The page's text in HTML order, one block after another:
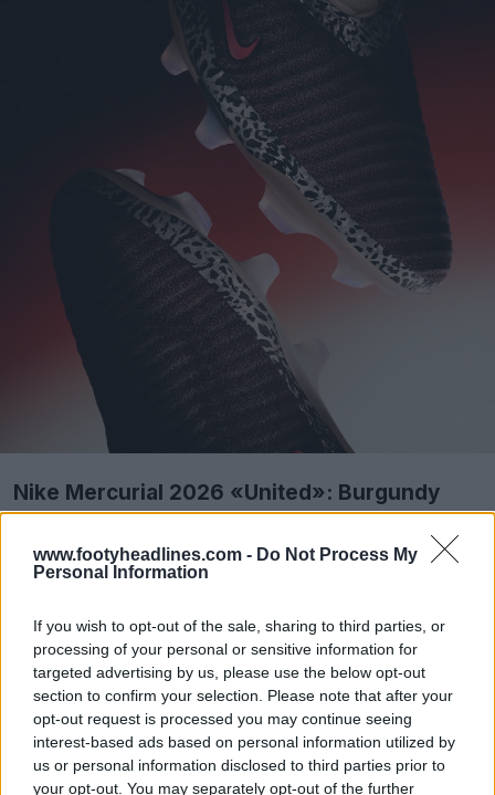
www.footyheadlines.com - Do Not Process My
Personal Information
If you wish to opt-out of the sale, sharing to third parties, or
processing of your personal or sensitive information for
targeted advertising by us, please use the below opt-out
section to confirm your selection. Please note that after your
opt-out request is processed you may continue seeing
interest-based ads based on personal information utilized by
us or personal information disclosed to third parties prior to
your opt-out. You may separately opt-out of the further
Nike Mercurial 2026 «United»: Burgundy